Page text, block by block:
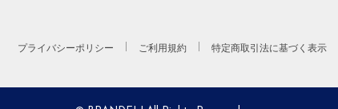
プライバシーポリシー ご利用規約 特定商取引法に基づく表示